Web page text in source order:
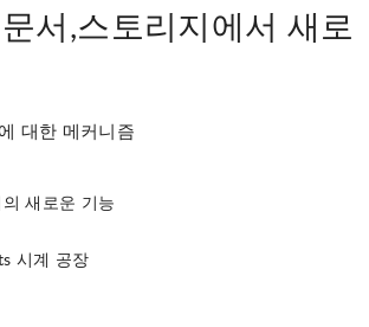
서,스토리지에서 새로
대한 메커니즘
새로운 기능
시계 공장